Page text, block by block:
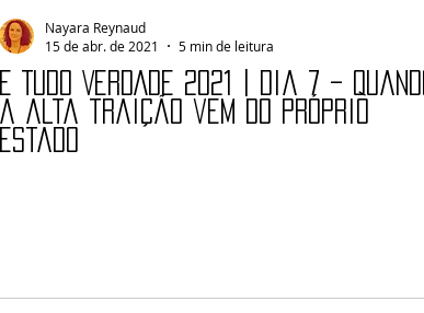
É TUDO VERDADE 2021 | Dia 7 – Quando
a alta traição vem do próprio
Estado
Nayara Reynaud
15 de abr. de 2021
5 min de leitura